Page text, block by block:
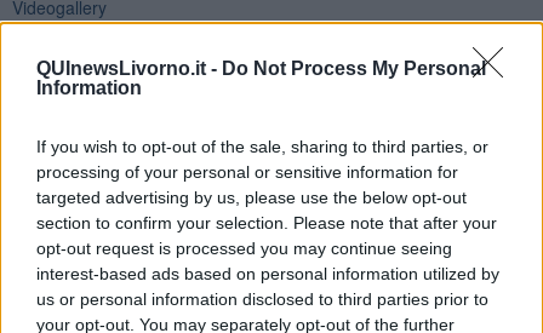
QUInewsLivorno.it - Do Not Process My Personal
Information
If you wish to opt-out of the sale, sharing to third parties, or
processing of your personal or sensitive information for
targeted advertising by us, please use the below opt-out
section to confirm your selection. Please note that after your
opt-out request is processed you may continue seeing
interest-based ads based on personal information utilized by
us or personal information disclosed to third parties prior to
your opt-out. You may separately opt-out of the further
Videogallery